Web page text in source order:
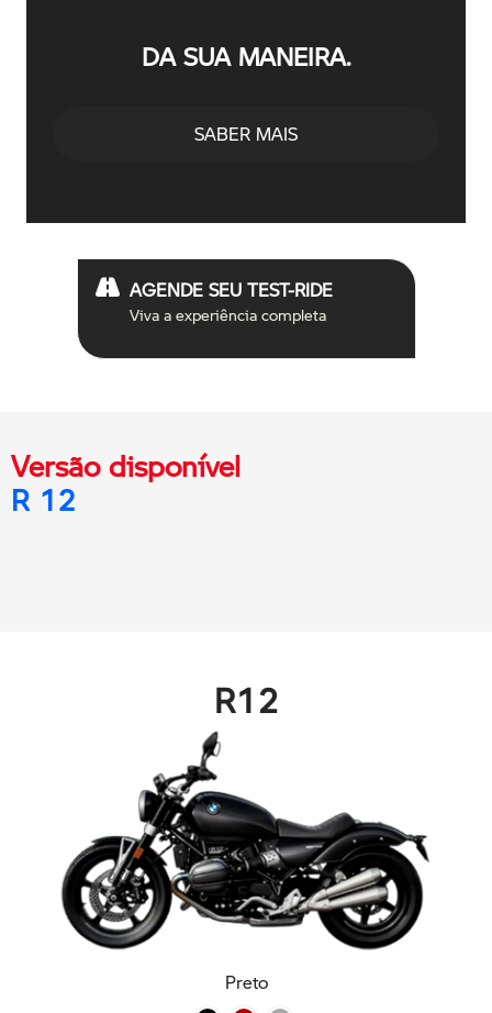
DA SUA MANEIRA.
SABER MAIS
AGENDE SEU TEST-RIDE
Viva a experiência completa
Versão disponível
R 12
R12
Preto